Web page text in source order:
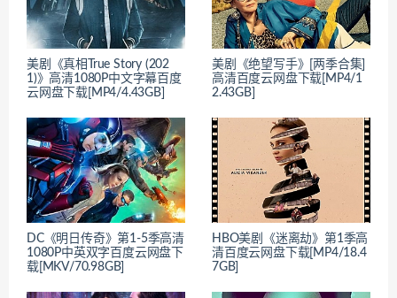
美剧《真相True Story (202
1)》高清1080P中文字幕百度
云网盘下载[MP4/4.43GB]
美剧《绝望写手》[两季合集]
高清百度云网盘下载[MP4/1
2.43GB]
DC《明日传奇》第1-5季高清
1080P中英双字百度云网盘下
载[MKV/70.98GB]
HBO美剧《迷离劫》第1季高
清百度云网盘下载[MP4/18.4
7GB]